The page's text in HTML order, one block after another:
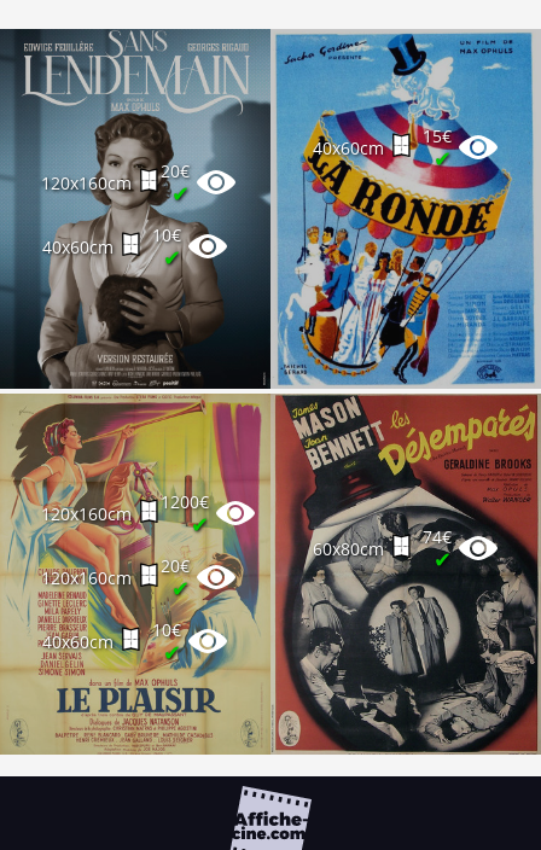
120x160cm
20€
✔
40x60cm
10€
✔
40x60cm
15€
✔
120x160cm
1200€
✔
120x160cm
20€
✔
40x60cm
10€
✔
60x80cm
74€
✔